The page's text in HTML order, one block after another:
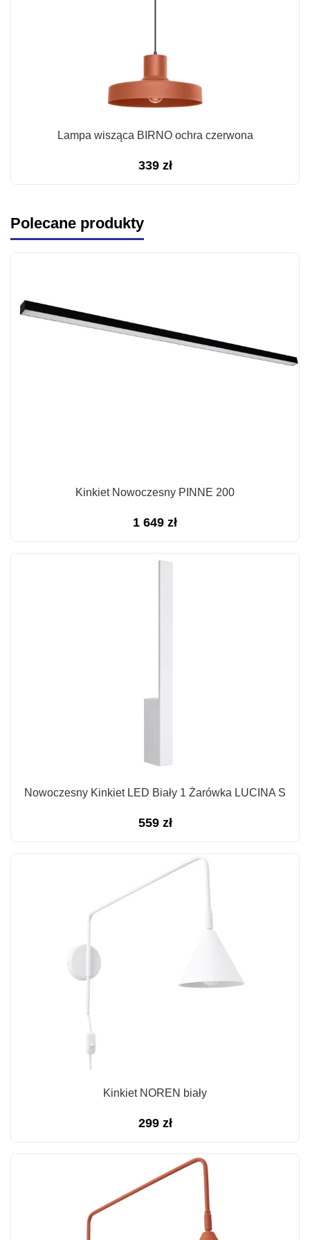
Lampa wisząca BIRNO ochra czerwona
339 zł
Polecane produkty
Kinkiet Nowoczesny PINNE 200
1 649 zł
Nowoczesny Kinkiet LED Biały 1 Żarówka LUCINA S
559 zł
Kinkiet NOREN biały
299 zł